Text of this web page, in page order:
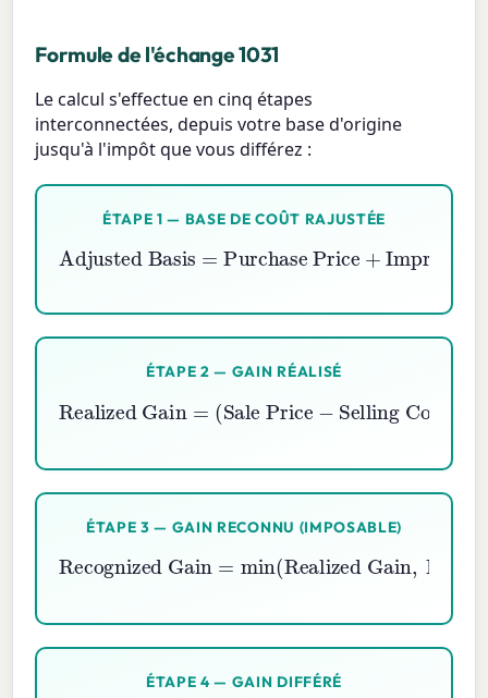
Formule de l'échange 1031
Le calcul s'effectue en cinq étapes
interconnectées, depuis votre base d'origine
jusqu'à l'impôt que vous différez :
ÉTAPE 1 — BASE DE COÛT RAJUSTÉE
Adjusted Basis=
Purchase Price+Improvements−Depreciation
ÉTAPE 2 — GAIN RÉALISÉ
Realized Gain =(Sale Price −
Selling Costs )− Adjusted Basis
ÉTAPE 3 — GAIN RECONNU (IMPOSABLE)
Recognized Gain=min(
Realized Gain Boot)
ÉTAPE 4 — GAIN DIFFÉRÉ